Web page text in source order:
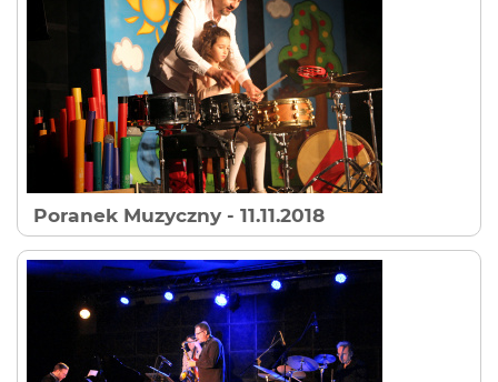
Poranek Muzyczny - 11.11.2018